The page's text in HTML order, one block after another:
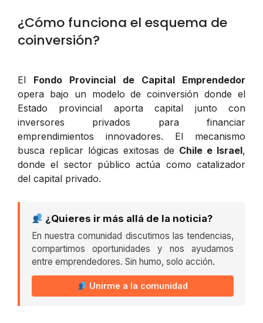
¿Cómo funciona el esquema de
coinversión?
El Fondo Provincial de Capital Emprendedor
opera bajo un modelo de coinversión donde el
Estado provincial aporta capital junto con
inversores privados para financiar
emprendimientos innovadores. El mecanismo
busca replicar lógicas exitosas de Chile e Israel,
donde el sector público actúa como catalizador
del capital privado.
¿Quieres ir más allá de la noticia?
En nuestra comunidad discutimos las tendencias,
compartimos oportunidades y nos ayudamos
entre emprendedores. Sin humo, solo acción.
Unirme a la comunidad